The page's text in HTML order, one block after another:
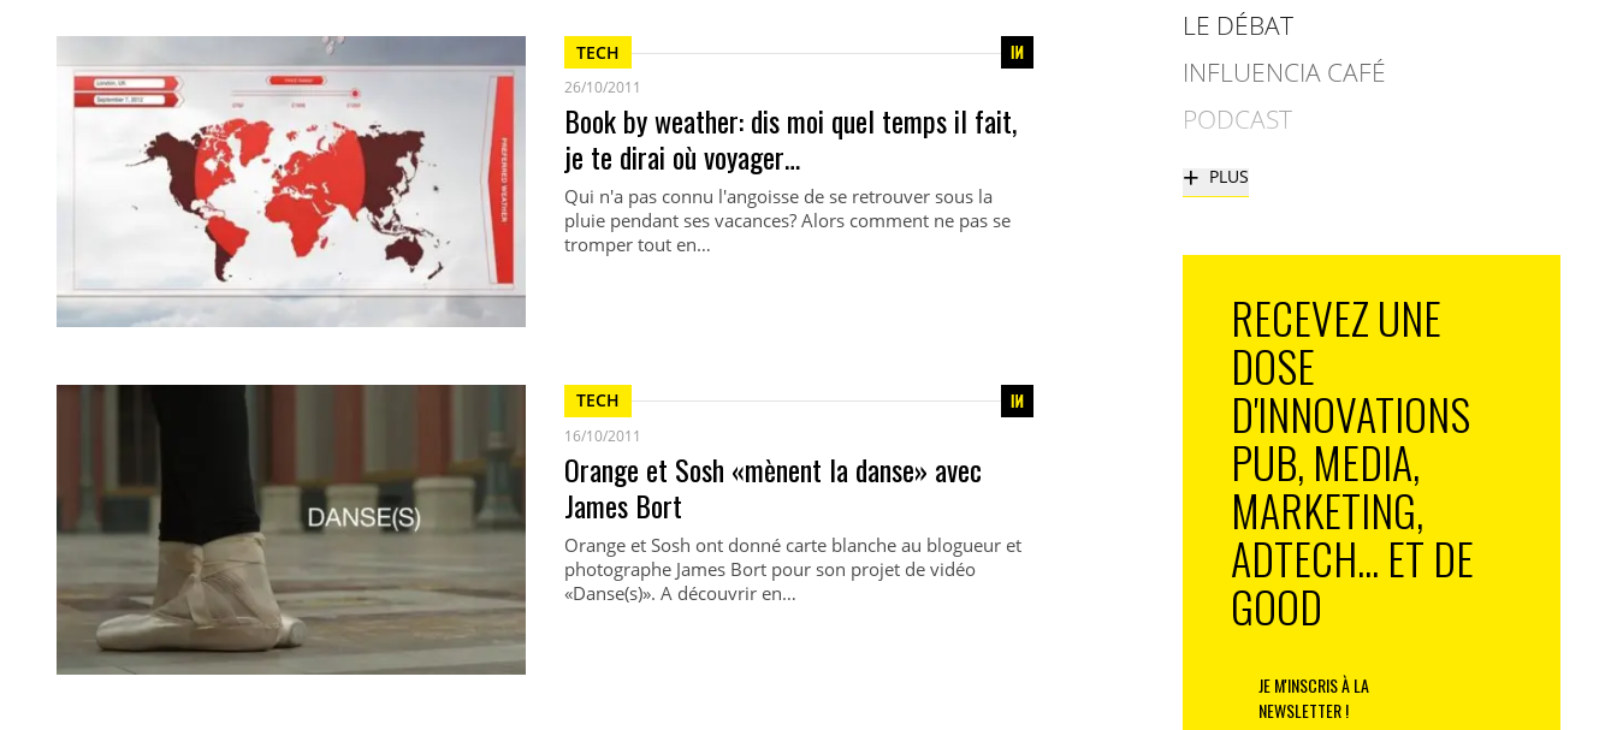
TECH
26/10/2011
Book by weather: dis moi quel temps il fait,
je te dirai où voyager…
Qui n'a pas connu l'angoisse de se retrouver sous la
pluie pendant ses vacances? Alors comment ne pas se
tromper tout en…
TECH
16/10/2011
Orange et Sosh «mènent la danse» avec
James Bort
Orange et Sosh ont donné carte blanche au blogueur et
photographe James Bort pour son projet de vidéo
«Danse(s)». A découvrir en…
LE DÉBAT
INFLUENCIA CAFÉ
PODCAST
+ PLUS
RECEVEZ UNE
DOSE
D'INNOVATIONS
PUB, MEDIA,
MARKETING,
ADTECH... ET DE
GOOD
JE M'INSCRIS À LA
NEWSLETTER !